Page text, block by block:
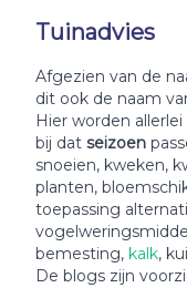
Tuinadvies
Afgezien van de
dit ook de naam
Hier worden allerlei
bij dat seizoen
snoeien, kweken,
planten,
toepassing
bemesting, kalk,
De blogs zijn